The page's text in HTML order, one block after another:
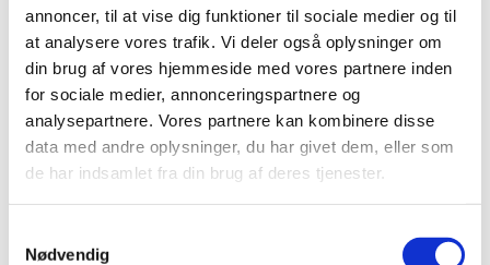
annoncer, til at vise dig funktioner til sociale medier og til
at analysere vores trafik. Vi deler også oplysninger om
din brug af vores hjemmeside med vores partnere inden
for sociale medier, annonceringspartnere og
analysepartnere. Vores partnere kan kombinere disse
data med andre oplysninger, du har givet dem, eller som
de har indsamlet fra din brug af deres tjenester.
Nødvendig
Ledig bevilling til Enghave Apotek
|1. februar 2018|
Bevillingen til at drive Enghave Apotek er ledig pr. 1.
oktober 2018. Enghave Apotek er beliggende i
Ledig bevilling til Ribe Apotek
Bevillingen til at drive Ribe Apotek er ledig pr. 1. oktober
2018. Ribe Apotek er beliggende i postnummer 6760.